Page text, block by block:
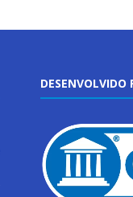
DESENVOLVIDO